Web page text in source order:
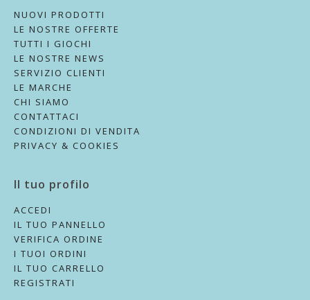
NUOVI PRODOTTI
LE NOSTRE OFFERTE
TUTTI I GIOCHI
LE NOSTRE NEWS
SERVIZIO CLIENTI
LE MARCHE
CHI SIAMO
CONTATTACI
CONDIZIONI DI VENDITA
PRIVACY & COOKIES
Il tuo profilo
ACCEDI
IL TUO PANNELLO
VERIFICA ORDINE
I TUOI ORDINI
IL TUO CARRELLO
REGISTRATI